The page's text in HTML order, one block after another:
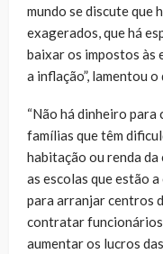
mundo se discute que
exagerados, que há
baixar os impostos às
a inflação”, lamentou
“Não há dinheiro para
famílias que têm
habitação ou renda
as escolas que estão
para arranjar centros
contratar funcionários
aumentar os lucros